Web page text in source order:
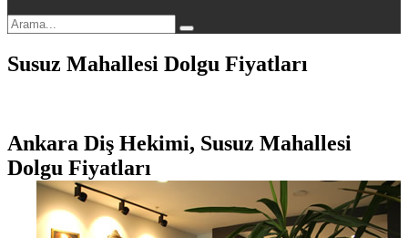
Susuz Mahallesi Dolgu Fiyatları
Ankara Diş Hekimi, Susuz Mahallesi
Dolgu Fiyatları